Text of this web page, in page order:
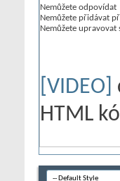
Nemůžete odpovídat
Nemůžete přidávat
Nemůžete upravovat
[VIDEO]
HTML